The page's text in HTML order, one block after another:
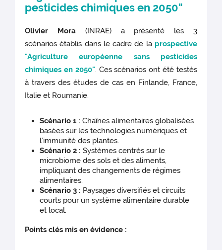
pesticides chimiques en 2050"
Olivier Mora(INRAE) a présenté les 3
scénarios établis dans le cadre de la prospective
"Agriculture européenne sans pesticides
chimiques en 2050". Ces scénarios ont été testés
à travers des études de cas en Finlande, France,
Italie et Roumanie.
Scénario 1 : Chaînes alimentaires globalisées
basées sur les technologies numériques et
l’immunité des plantes.
Scénario 2 : Systèmes centrés sur le
microbiome des sols et des aliments,
impliquant des changements de régimes
alimentaires.
Scénario 3 : Paysages diversifiés et circuits
courts pour un système alimentaire durable
et local.
Points clés mis en évidence :